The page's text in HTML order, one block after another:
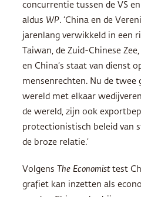
concurrentie tussen de VS
aldus WP. ‘China en de
jarenlang verwikkeld in een
Taiwan, de Zuid-Chinese
en China’s staat van dienst
mensenrechten. Nu de
wereld met elkaar
de wereld, zijn ook
protectionistisch beleid van
de broze relatie.’
Volgens The Economist test
grafiet kan inzetten als